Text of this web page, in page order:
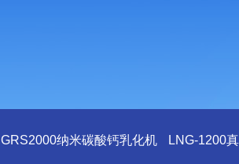
GRS2000纳米碳酸钙乳化机 LNG-1200